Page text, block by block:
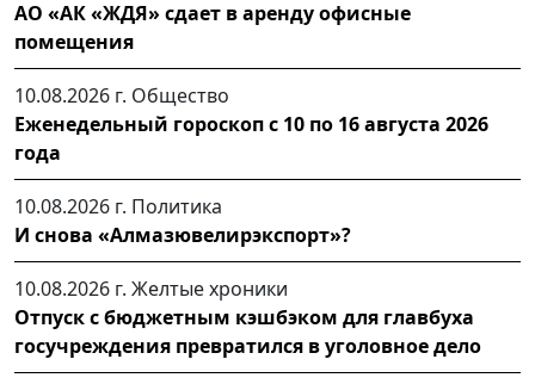
АО «АК «ЖДЯ» сдает в аренду офисные
помещения
10.08.2026 г. Общество
Еженедельный гороскоп с 10 по 16 августа 2026
года
10.08.2026 г. Политика
И снова «Алмазювелирэкспорт»?
10.08.2026 г. Желтые хроники
Отпуск с бюджетным кэшбэком для главбуха
госучреждения превратился в уголовное дело